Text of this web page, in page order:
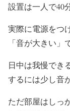
設置は一人で40
実際に電源をつ
「音が大きい」
日中は我慢でき
するには少し音
ただ部屋はしっ